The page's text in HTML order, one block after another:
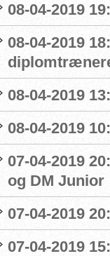
08-04-2019
08-04-2019
08-04-2019
08-04-2019
07-04-2019
og DM Junior
07-04-2019
07-04-2019